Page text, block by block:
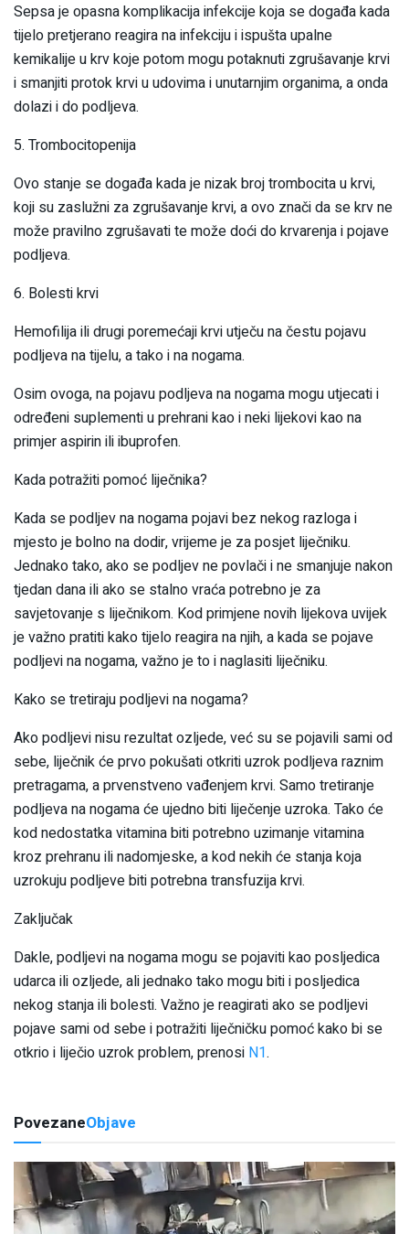
Sepsa je opasna komplikacija infekcije koja se događa kada
tijelo pretjerano reagira na infekciju i ispušta upalne
kemikalije u krv koje potom mogu potaknuti zgrušavanje krvi
i smanjiti protok krvi u udovima i unutarnjim organima, a onda
dolazi i do podljeva.
5. Trombocitopenija
Ovo stanje se događa kada je nizak broj trombocita u krvi,
koji su zaslužni za zgrušavanje krvi, a ovo znači da se krv ne
može pravilno zgrušavati te može doći do krvarenja i pojave
podljeva.
6. Bolesti krvi
Hemofilija ili drugi poremećaji krvi utječu na čestu pojavu
podljeva na tijelu, a tako i na nogama.
Osim ovoga, na pojavu podljeva na nogama mogu utjecati i
određeni suplementi u prehrani kao i neki lijekovi kao na
primjer aspirin ili ibuprofen.
Kada potražiti pomoć liječnika?
Kada se podljev na nogama pojavi bez nekog razloga i
mjesto je bolno na dodir, vrijeme je za posjet liječniku.
Jednako tako, ako se podljev ne povlači i ne smanjuje nakon
tjedan dana ili ako se stalno vraća potrebno je za
savjetovanje s liječnikom. Kod primjene novih lijekova uvijek
je važno pratiti kako tijelo reagira na njih, a kada se pojave
podljevi na nogama, važno je to i naglasiti liječniku.
Kako se tretiraju podljevi na nogama?
Ako podljevi nisu rezultat ozljede, već su se pojavili sami od
sebe, liječnik će prvo pokušati otkriti uzrok podljeva raznim
pretragama, a prvenstveno vađenjem krvi. Samo tretiranje
podljeva na nogama će ujedno biti liječenje uzroka. Tako će
kod nedostatka vitamina biti potrebno uzimanje vitamina
kroz prehranu ili nadomjeske, a kod nekih će stanja koja
uzrokuju podljeve biti potrebna transfuzija krvi.
Zaključak
Dakle, podljevi na nogama mogu se pojaviti kao posljedica
udarca ili ozljede, ali jednako tako mogu biti i posljedica
nekog stanja ili bolesti. Važno je reagirati ako se podljevi
pojave sami od sebe i potražiti liječničku pomoć kako bi se
otkrio i liječio uzrok problem, prenosi N1.
PovezaneObjave